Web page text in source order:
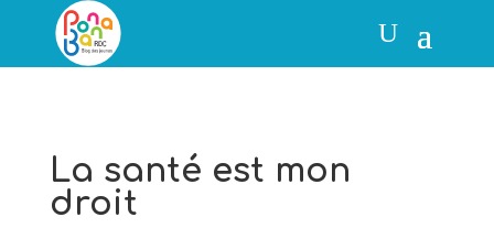
La santé est mon
droit